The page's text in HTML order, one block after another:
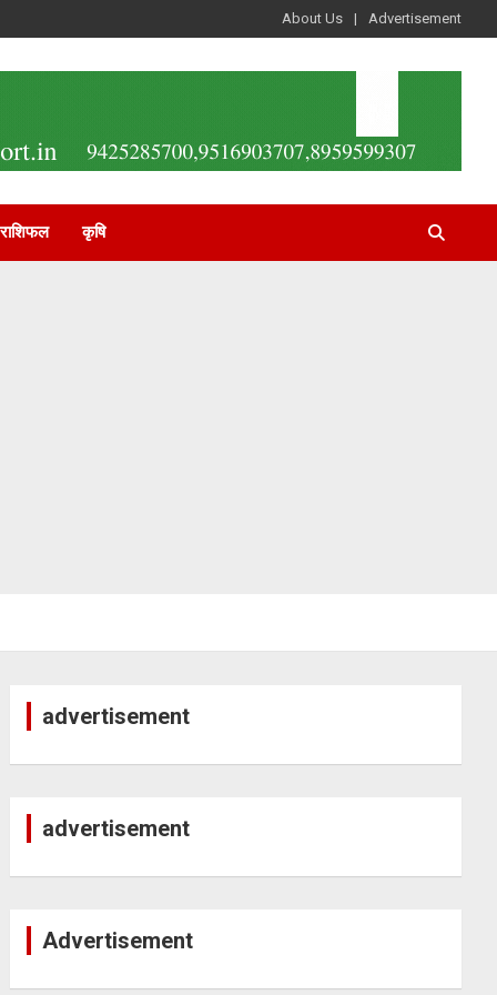
About Us Advertisement
राशिफल कृषि
advertisement
advertisement
Advertisement